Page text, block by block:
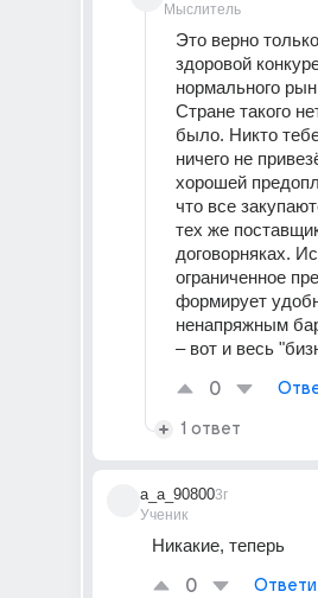
Мыслитель
Это верно
здоровой
нормального
Стране такого
было. Никто
ничего не
хорошей
что все
тех же
договорняках.
ограниченное
формирует
ненапряжным
– вот и весь
0
1 ответ
a_a_90800
Ученик
3г
Никакие, теперь
0